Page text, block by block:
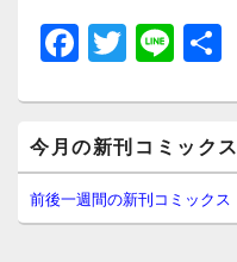
F
a
c
e
b
o
T
wi
tt
er
Li
n
e
イ
ン
サ
イ
今月の新刊コミックス
前後一週間の新刊コミックス